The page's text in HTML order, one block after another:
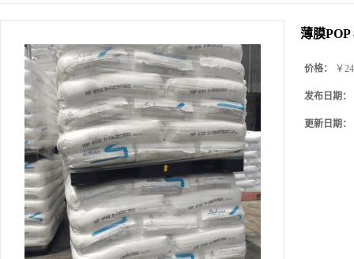
薄膜
价格： ￥
发布日期：
更新日期：